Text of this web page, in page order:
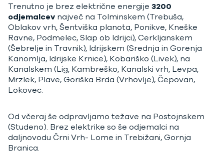
Trenutno je brez električne energije 3200
odjemalcev največ na Tolminskem (Trebuša,
Oblakov vrh, Šentviška planota, Ponikve, Kneške
Ravne, Podmelec, Slap ob Idrijci), Cerkljanskem
(Šebrelje in Travnik), Idrijskem (Srednja in Gorenja
Kanomlja, Idrijske Krnice), Kobariško (Livek), na
Kanalskem (Lig, Kambreško, Kanalski vrh, Levpa,
Mrzlek, Plave, Goriška Brda (Vrhovlje), Čepovan,
Lokovec.
Od včeraj še odpravljamo težave na Postojnskem
(Studeno). Brez elektrike so še odjemalci na
daljnovodu Črni Vrh- Lome in Trebižani, Gornja
Branica.